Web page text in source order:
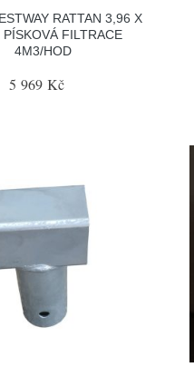
RATTAN 3,96 X
FILTRACE
4M3/HOD
5 969 Kč